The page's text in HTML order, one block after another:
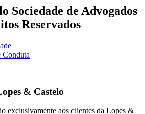
Sociedade de Advogados
Reservados
Conduta
& Castelo
exclusivamente aos clientes da Lopes &